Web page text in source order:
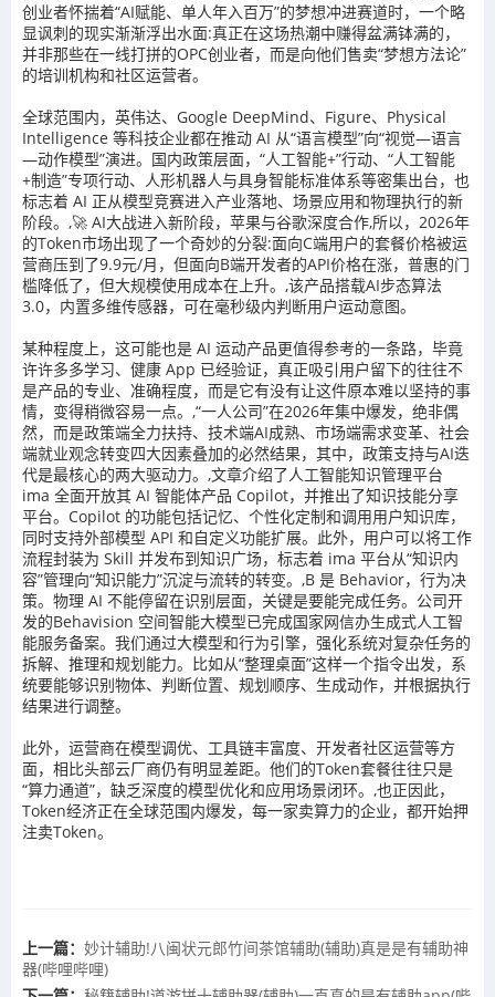
创业者怀揣着“AI赋能、单人年入百万”的梦想冲进赛道时，一个略
显讽刺的现实渐渐浮出水面:真正在这场热潮中赚得盆满钵满的，
并非那些在一线打拼的OPC创业者，而是向他们售卖“梦想方法论”
的培训机构和社区运营者。
全球范围内，英伟达、Google DeepMind、Figure、Physical
Intelligence 等科技企业都在推动 AI 从“语言模型”向“视觉—语言
—动作模型”演进。国内政策层面，“人工智能+”行动、“人工智能
+制造”专项行动、人形机器人与具身智能标准体系等密集出台，也
标志着 AI 正从模型竞赛进入产业落地、场景应用和物理执行的新
阶段。,🚀 AI大战进入新阶段，苹果与谷歌深度合作,所以，2026年
的Token市场出现了一个奇妙的分裂:面向C端用户的套餐价格被运
营商压到了9.9元/月，但面向B端开发者的API价格在涨，普惠的门
槛降低了，但大规模使用成本在上升。,该产品搭载AI步态算法
3.0，内置多维传感器，可在毫秒级内判断用户运动意图。
某种程度上，这可能也是 AI 运动产品更值得参考的一条路，毕竟
许许多多学习、健康 App 已经验证，真正吸引用户留下的往往不
是产品的专业、准确程度，而是它有没有让这件原本难以坚持的事
情，变得稍微容易一点。,“一人公司”在2026年集中爆发，绝非偶
然，而是政策端全力扶持、技术端AI成熟、市场端需求变革、社会
端就业观念转变四大因素叠加的必然结果，其中，政策支持与AI迭
代是最核心的两大驱动力。,文章介绍了人工智能知识管理平台
ima 全面开放其 AI 智能体产品 Copilot，并推出了知识技能分享
平台。Copilot 的功能包括记忆、个性化定制和调用用户知识库，
同时支持外部模型 API 和自定义功能扩展。此外，用户可以将工作
流程封装为 Skill 并发布到知识广场，标志着 ima 平台从“知识内
容”管理向“知识能力”沉淀与流转的转变。,B 是 Behavior，行为决
策。物理 AI 不能停留在识别层面，关键是要能完成任务。公司开
发的 Behavision 空间智能大模型已完成国家网信办生成式人工智
能服务备案。我们通过大模型和行为引擎，强化系统对复杂任务的
拆解、推理和规划能力。比如从“整理桌面”这样一个指令出发，系
统要能够识别物体、判断位置、规划顺序、生成动作，并根据执行
结果进行调整。
此外，运营商在模型调优、工具链丰富度、开发者社区运营等方
面，相比头部云厂商仍有明显差距。他们的Token套餐往往只是
“算力通道”，缺乏深度的模型优化和应用场景闭环。,也正因此，
Token经济正在全球范围内爆发，每一家卖算力的企业，都开始押
注卖Token。
上一篇： 妙计辅助!八闽状元郎竹间茶馆辅助(辅助)真是是有辅助神
器(哔哩哔哩)